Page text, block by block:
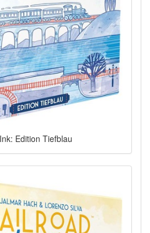
Edition Tiefblau